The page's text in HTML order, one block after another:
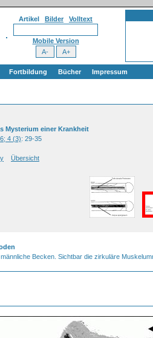
Artikel Bilder Volltext
Mobile Version
Fortbildung Bücher Impressum
Mysterium einer Krankheit
4 (3): 29-35
Übersicht
Becken. Sichtbar die zirkuläre